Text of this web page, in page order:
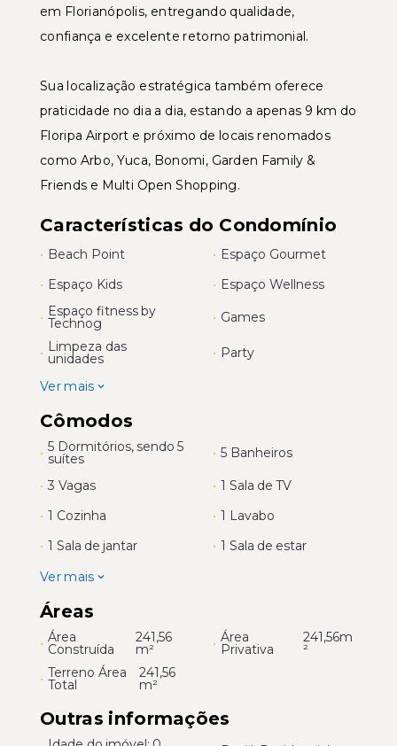
em Florianópolis, entregando qualidade,
confiança e excelente retorno patrimonial.
Sua localização estratégica também oferece
praticidade no dia a dia, estando a apenas 9 km do
Floripa Airport e próximo de locais renomados
como Arbo, Yuca, Bonomi, Garden Family &
Friends e Multi Open Shopping.
Características do Condomínio
• Beach Point • Espaço Gourmet
• Espaço Kids • Espaço Wellness
• Espaço fitness by
Technog • Games
• Limpeza das
unidades • Party
Ver mais
Cômodos
• 5 Dormitórios, sendo 5
suítes • 5 Banheiros
• 3 Vagas • 1 Sala de TV
• 1 Cozinha • 1 Lavabo
• 1 Sala de jantar • 1 Sala de estar
Ver mais
Áreas
• Área
Construída
241,56
m² • Área
Privativa
241,56m
²
• Terreno Área
Total
241,56
m²
Outras informações